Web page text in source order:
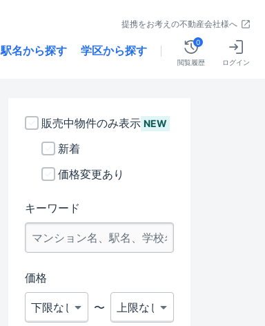
提携をお考えの不動産会社様へ
駅名から探す 学区から探す
閲覧履歴
0
ログイン
販売中物件のみ表示 NEW
新着
価格変更あり
キーワード
価格
〜